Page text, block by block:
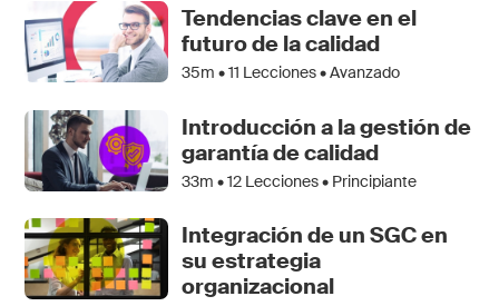
Tendencias clave en el
futuro de la calidad
35m •11 Lecciones • Avanzado
Introducción a la gestión de
garantía de calidad
33m •12 Lecciones • Principiante
Integración de un SGC en
su estrategia
organizacional